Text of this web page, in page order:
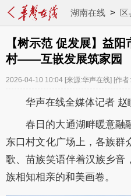
湖南在线> 区
【树示范 促发展】益
村——互嵌发展筑家园
2026-04-10 10:04 [来源:华声在线] [作
华声在线全媒体记者 赵
春日的大通湖畔暖意融
东口村文化广场上，各族群
歌、苗族笑语伴着汉族乡音
族相知相亲的和美画卷。